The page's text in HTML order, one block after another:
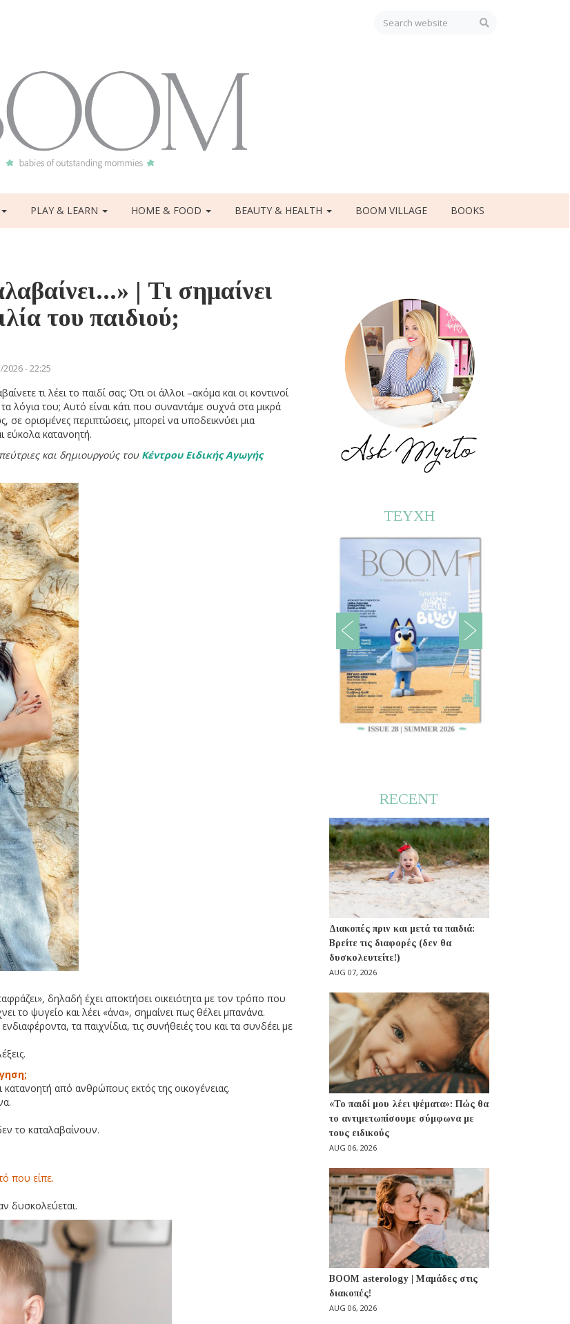
PLAY & LEARN HOME & FOOD BEAUTY & HEALTH BOOM VILLAGE BOOKS
| Τι σημαίνει
του παιδιού;
2026 - 22:25
τι λέει το παιδί σας; Ότι οι άλλοι –ακόμα και οι κοντινοί
λόγια του; Αυτό είναι κάτι που συναντάμε συχνά στα μικρά
σε ορισμένες περιπτώσεις, μπορεί να υποδεικνύει μια
εύκολα κατανοητή.
και δημιουργούς του Κέντρου Ειδικής Αγωγής
δηλαδή έχει αποκτήσει οικειότητα με τον τρόπο που
το ψυγείο και λέει «άνα», σημαίνει πως θέλει μπανάνα.
τα παιχνίδια, τις συνήθειές του και τα συνδέει με
από ανθρώπους εκτός της οικογένειας.
το καταλαβαίνουν.
που είπε.
δυσκολεύεται.
ΤΕΥΧΗ
RECENT
Διακοπές πριν και μετά τα παιδιά:
Βρείτε τις διαφορές (δεν θα
δυσκολευτείτε!)
AUG 07, 2026
«Το παιδί μου λέει ψέματα»: Πώς θα
το αντιμετωπίσουμε σύμφωνα με
τους ειδικούς
AUG 06, 2026
BOOM asterology | Μαμάδες στις
διακοπές!
AUG 06, 2026